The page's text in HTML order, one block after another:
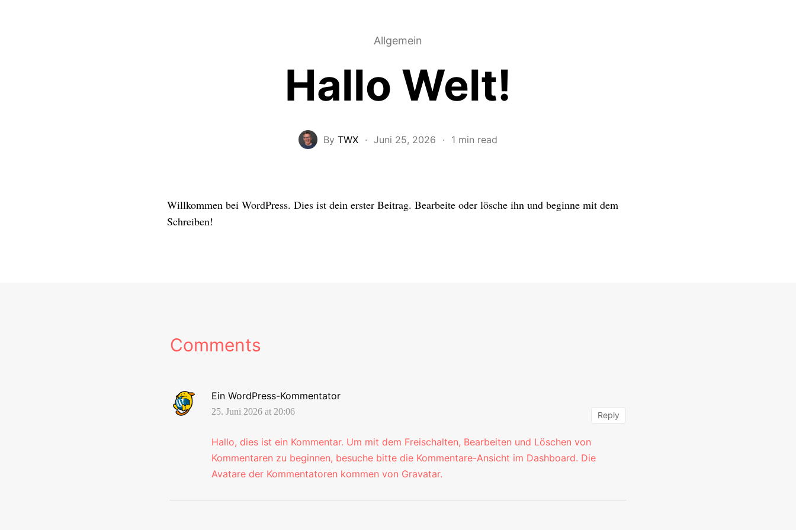
Allgemein
Hallo Welt!
By TWX · Juni 25, 2026 · 1 min read
Willkommen bei WordPress. Dies ist dein erster Beitrag. Bearbeite oder lösche ihn und beginne mit dem
Schreiben!
Comments
Ein WordPress-Kommentator
25. Juni 2026 at 20:06
Hallo, dies ist ein Kommentar. Um mit dem Freischalten, Bearbeiten und Löschen von
Kommentaren zu beginnen, besuche bitte die Kommentare-Ansicht im Dashboard. Die
Avatare der Kommentatoren kommen von Gravatar.
Reply